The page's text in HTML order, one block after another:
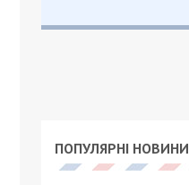
ПОПУЛЯРНІ НОВИНИ